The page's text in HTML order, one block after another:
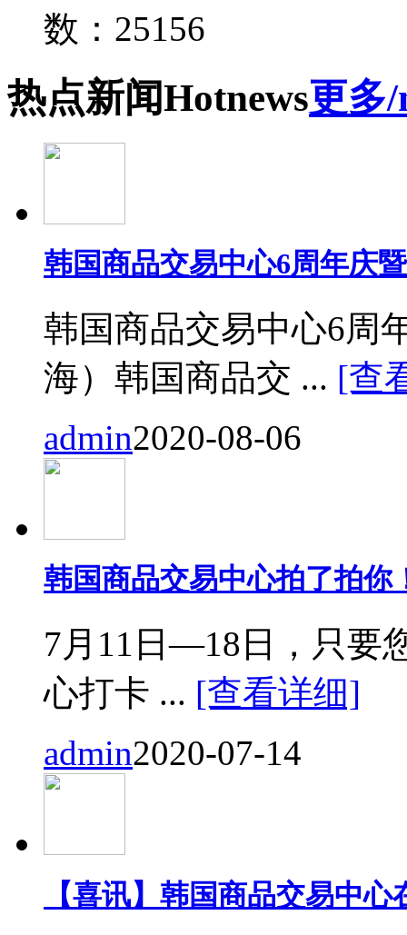
数：25156
热点新闻Hotnews更多
韩国商品交易中心6周年庆
韩国商品交易中心6周
海）韩国商品交 ... [查
admin2020-08-06
韩国商品交易中心拍了拍你
7月11日—18日，只要
心打卡 ... [查看详细]
admin2020-07-14
【喜讯】韩国商品交易中